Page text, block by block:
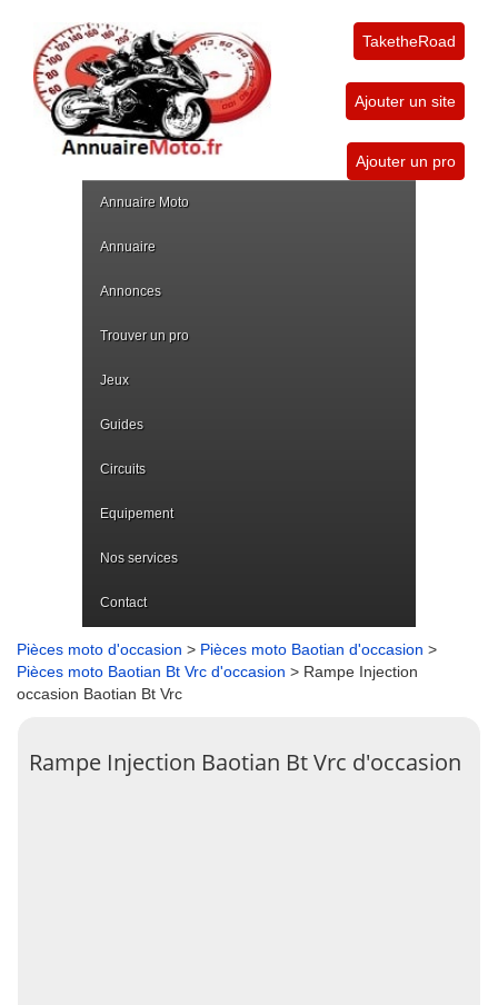
TaketheRoad
Ajouter un site
Ajouter un pro
Annuaire Moto
Annuaire
Annonces
Trouver un pro
Jeux
Guides
Circuits
Equipement
Nos services
Contact
Pièces moto d'occasion > Pièces moto Baotian d'occasion >
Pièces moto Baotian Bt Vrc d'occasion > Rampe Injection
occasion Baotian Bt Vrc
Rampe Injection Baotian Bt Vrc d'occasion